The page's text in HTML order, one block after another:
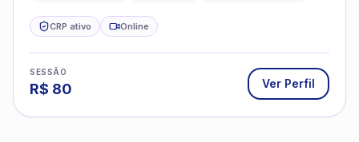
CRP ativo Online
SESSÃO
R$ 80 Ver Perfil